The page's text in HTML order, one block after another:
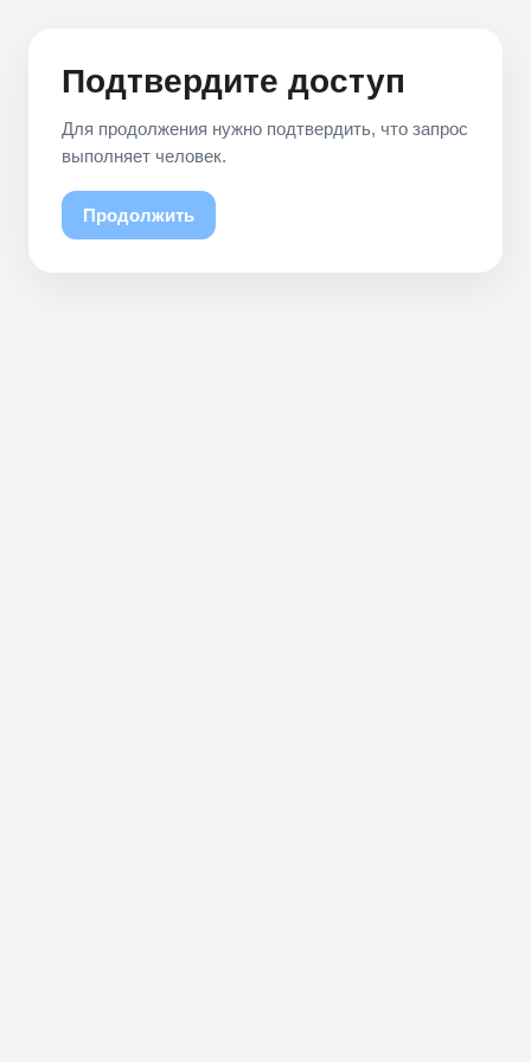
Подтвердите доступ
Для продолжения нужно подтвердить, что запрос
выполняет человек.
Продолжить